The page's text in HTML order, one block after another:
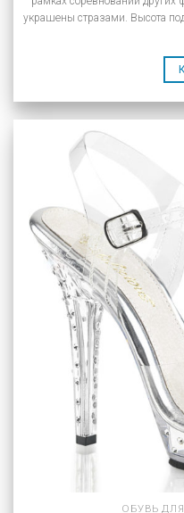
украшены стразами. Высота
ОБУВЬ